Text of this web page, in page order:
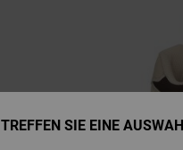
TREFFEN SIE EINE